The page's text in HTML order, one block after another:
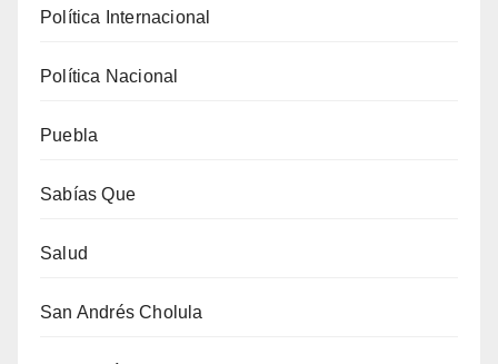
Política Internacional
Política Nacional
Puebla
Sabías Que
Salud
San Andrés Cholula